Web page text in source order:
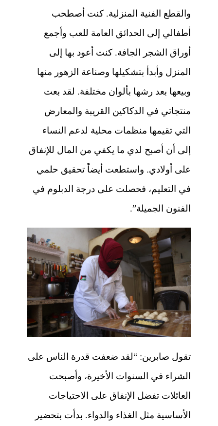
والقطع الفنية المنزلية. كنت أصطحب
أطفالي إلى الحدائق العامة للعب وأجمع
أوراق الشجر الجافة. كنت أعود بها إلى
المنزل وأبدأ بتشكيلها وصناعة الزهور منها
وبيعها بعد رشها بألوان مختلفة. لقد بعت
منتجاتي في الدكاكين القريبة والمعارض
التي تقيمها منظمات محلية لدعم النساء
إلى أن أصبح لدي ما يكفي من المال للإنفاق
على أولادي. واستطعت أيضاً تحقيق حلمي
في التعليم، فحصلت على درجة الدبلوم في
الفنون الجميلة”.
تقول صابرين: “لقد ضعفت قدرة الناس على
الشراء في السنوات الأخيرة، وأصبحت
العائلات تفضل الإنفاق على الاحتياجات
الأساسية مثل الغذاء والدواء. بدأت بتحضير